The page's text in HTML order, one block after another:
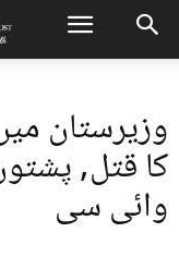
وزیرستان
کا قتل,
وائی سی